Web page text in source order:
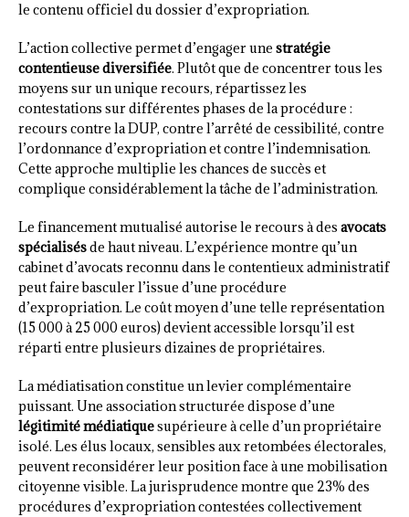
le contenu officiel du dossier d’expropriation.
L’action collective permet d’engager une stratégie
contentieuse diversifiée. Plutôt que de concentrer tous les
moyens sur un unique recours, répartissez les
contestations sur différentes phases de la procédure :
recours contre la DUP, contre l’arrêté de cessibilité, contre
l’ordonnance d’expropriation et contre l’indemnisation.
Cette approche multiplie les chances de succès et
complique considérablement la tâche de l’administration.
Le financement mutualisé autorise le recours à des avocats
spécialisésde haut niveau. L’expérience montre qu’un
cabinet d’avocats reconnu dans le contentieux administratif
peut faire basculer l’issue d’une procédure
d’expropriation. Le coût moyen d’une telle représentation
(15 000 à 25 000 euros) devient accessible lorsqu’il est
réparti entre plusieurs dizaines de propriétaires.
La médiatisation constitue un levier complémentaire
puissant. Une association structurée dispose d’une
légitimité médiatiquesupérieure à celle d’un propriétaire
isolé. Les élus locaux, sensibles aux retombées électorales,
peuvent reconsidérer leur position face à une mobilisation
citoyenne visible. La jurisprudence montre que 23% des
procédures d’expropriation contestées collectivement